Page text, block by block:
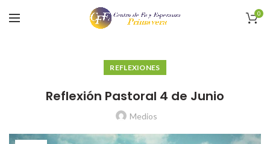
0
REFLEXIONES
Reflexión Pastoral 4 de Junio
Medios